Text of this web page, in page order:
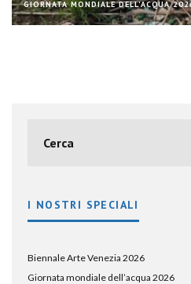
GIORNATA MONDIALE DELL'ACQUA
I NOSTRI SPECIALI
Biennale Arte Venezia 2026
Giornata mondiale dell’acqua 2026